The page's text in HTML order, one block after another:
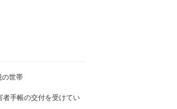
の世帯
手帳の交付を受けてい